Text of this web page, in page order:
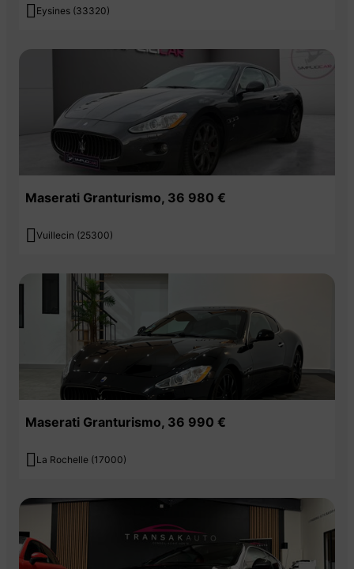
 Eysines (33320)
Maserati Granturismo, 36 980 €
 Vuillecin (25300)
Maserati Granturismo, 36 990 €
 La Rochelle (17000)